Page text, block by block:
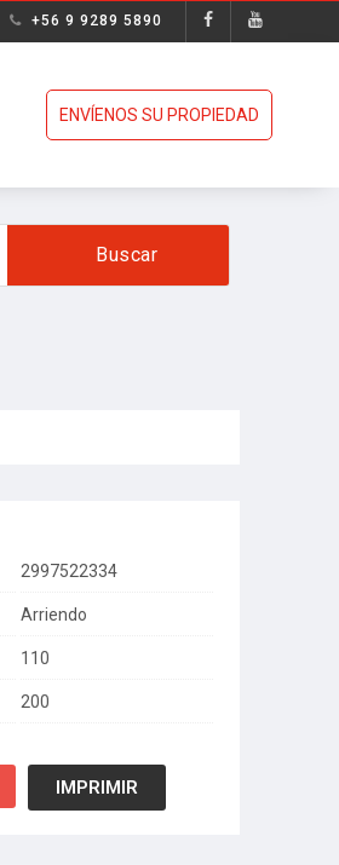
+56 9 9289 5890
ENVÍENOS SU PROPIEDAD
2997522334
Arriendo
110
200
IMPRIMIR